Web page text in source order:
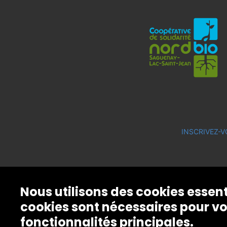
INSCRIVEZ-
Nous utilisons des cookies
cookies sont nécessaires pour
fonctionnalités principales.